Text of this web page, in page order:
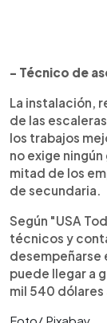
- Técnico de
La instalación,
de las
los trabajos
no exige
mitad de los
de secundaria.
Según "USA
técnicos y
desempeñarse
puede llegar a
mil 540 dólares